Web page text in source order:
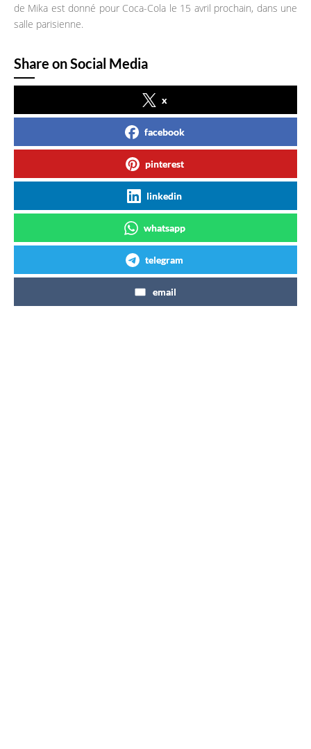
de Mika est donné pour Coca-Cola le 15 avril prochain, dans une
salle parisienne.
Share on Social Media
x
facebook
pinterest
linkedin
whatsapp
telegram
email